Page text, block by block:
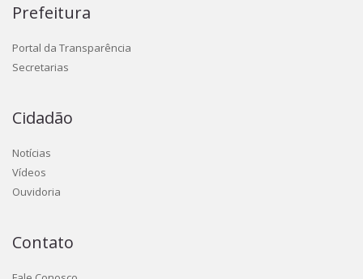
Prefeitura
Portal da Transparência
Secretarias
Cidadão
Notícias
Vídeos
Ouvidoria
Contato